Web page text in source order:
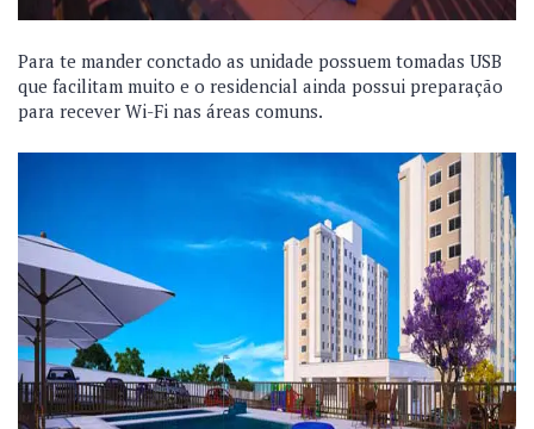
Para te mander conctado as unidade possuem tomadas USB
que facilitam muito e o residencial ainda possui preparação
para recever Wi-Fi nas áreas comuns.